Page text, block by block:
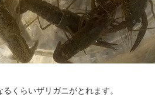
くらいザリガニがとれます。